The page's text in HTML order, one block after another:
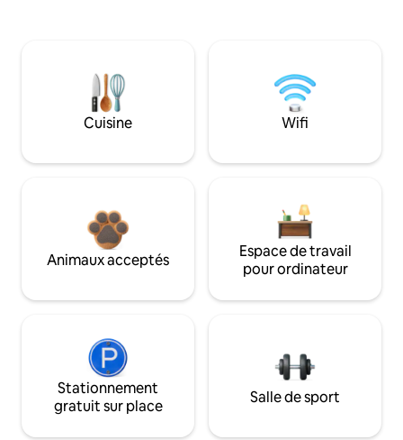
Cuisine Wifi
Animaux acceptés
Espace de travail
pour ordinateur
Stationnement
gratuit sur place
Salle de sport